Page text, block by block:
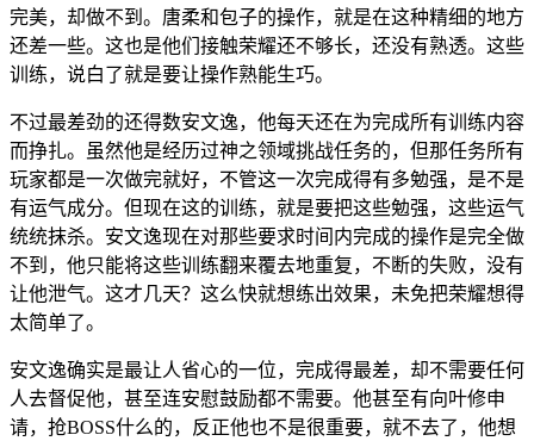
完美，却做不到。唐柔和包子的操作，就是在这种精细的地方
还差一些。这也是他们接触荣耀还不够长，还没有熟透。这些
训练，说白了就是要让操作熟能生巧。
不过最差劲的还得数安文逸，他每天还在为完成所有训练内容
而挣扎。虽然他是经历过神之领域挑战任务的，但那任务所有
玩家都是一次做完就好，不管这一次完成得有多勉强，是不是
有运气成分。但现在这的训练，就是要把这些勉强，这些运气
统统抹杀。安文逸现在对那些要求时间内完成的操作是完全做
不到，他只能将这些训练翻来覆去地重复，不断的失败，没有
让他泄气。这才几天？这么快就想练出效果，未免把荣耀想得
太简单了。
安文逸确实是最让人省心的一位，完成得最差，却不需要任何
人去督促他，甚至连安慰鼓励都不需要。他甚至有向叶修申
请，抢BOSS什么的，反正他也不是很重要，就不去了，他想